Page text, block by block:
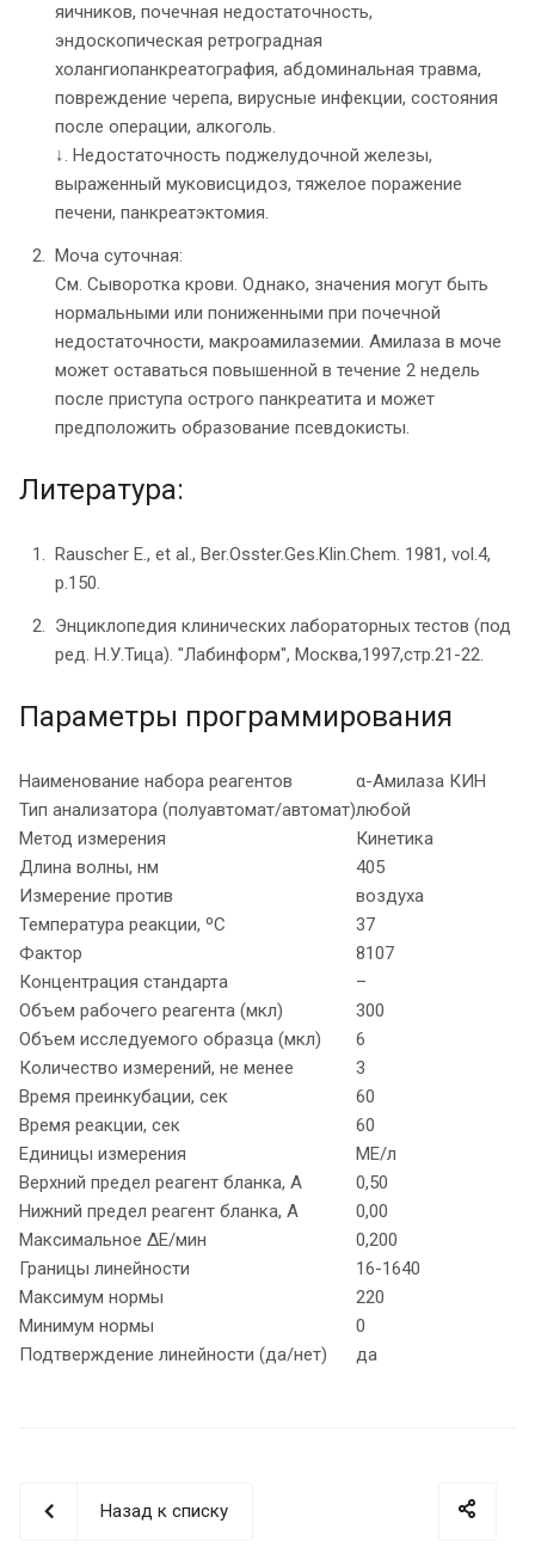
яичников, почечная недостаточность,
эндоскопическая ретроградная
холангиопанкреатография, абдоминальная травма,
повреждение черепа, вирусные инфекции, состояния
после операции, алкоголь.
↓. Недостаточность поджелудочной железы,
выраженный муковисцидоз, тяжелое поражение
печени, панкреатэктомия.
Моча суточная:
См. Сыворотка крови. Однако, значения могут быть
нормальными или пониженными при почечной
недостаточности, макроамилаземии. Амилаза в моче
может оставаться повышенной в течение 2 недель
после приступа острого панкреатита и может
предположить образование псевдокисты.
Литература:
Rauscher E., et al., Ber.Osster.Ges.Klin.Chem. 1981, vol.4,
p.150.
Энциклопедия клинических лабораторных тестов (под
ред. Н.У.Тица). "Лабинформ", Москва,1997,стр.21-22.
Параметры программирования
Наименование набора реагентов
α-Амилаза КИН
Тип анализатора (полуавтомат/автомат)любой
Метод измерения
Кинетика
Длина волны, нм
405
Измерение против
воздуха
Температура реакции, ºС
37
Фактор
8107
Концентрация стандарта
–
Объем рабочего реагента (мкл)
300
Объем исследуемого образца (мкл)
6
Количество измерений, не менее
3
Время преинкубации, сек
60
Время реакции, сек
60
Единицы измерения
МЕ/л
Верхний предел реагент бланка, А
0,50
Нижний предел реагент бланка, А
0,00
Максимальное ΔЕ/мин
0,200
Границы линейности
16-1640
Максимум нормы
220
Минимум нормы
0
Подтверждение линейности (да/нет)
да
Назад к списку